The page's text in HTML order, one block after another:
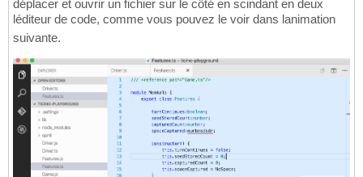
déplacer et ouvrir un fichier sur le côté en scindant en deux
léditeur de code, comme vous pouvez le voir dans lanimation
suivante.